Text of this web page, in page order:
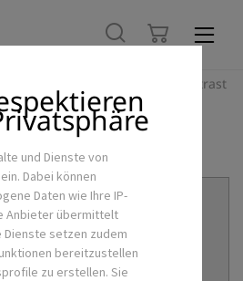
Hoher Kontrast
& ZUBEHÖR
NETZTEILE
und Dienste von
Dabei können
Daten wie Ihre IP-
Anbieter übermittelt
Dienste setzen zudem
bereitzustellen
zu erstellen. Sie